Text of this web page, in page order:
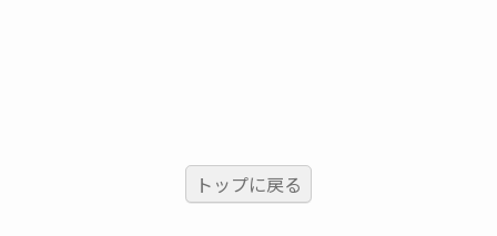
トップに戻る